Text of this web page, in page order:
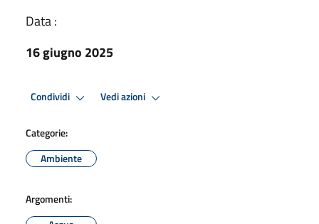
Data :
16 giugno 2025
Condividi Vedi azioni
Categorie:
Ambiente
Argomenti: